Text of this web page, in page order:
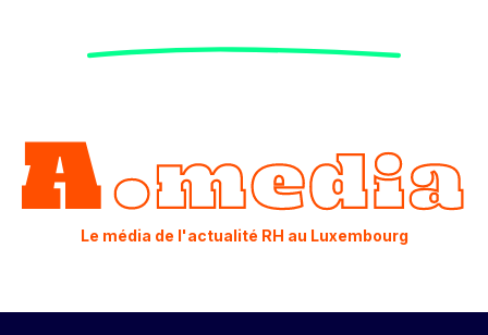
Le média de l'actualité RH au Luxembourg